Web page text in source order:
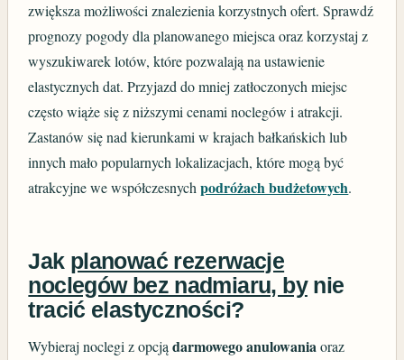
zwiększa możliwości znalezienia korzystnych ofert. Sprawdź
prognozy pogody dla planowanego miejsca oraz korzystaj z
wyszukiwarek lotów, które pozwalają na ustawienie
elastycznych dat. Przyjazd do mniej zatłoczonych miejsc
często wiąże się z niższymi cenami noclegów i atrakcji.
Zastanów się nad kierunkami w krajach bałkańskich lub
innych mało popularnych lokalizacjach, które mogą być
atrakcyjne we współczesnychpodróżach budżetowych.
Jak planować rezerwacje
noclegów bez nadmiaru, bynie
tracić elastyczności?
Wybieraj noclegi z opcjądarmowego anulowaniaoraz